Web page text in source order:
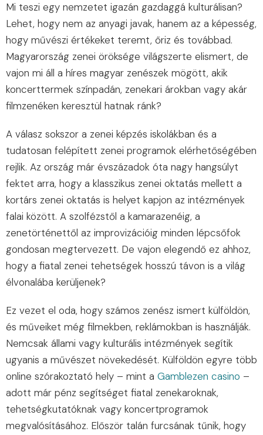
Mi teszi egy nemzetet igazán gazdaggá kulturálisan?
Lehet, hogy nem az anyagi javak, hanem az a képesség,
hogy művészi értékeket teremt, őriz és továbbad.
Magyarország zenei öröksége világszerte elismert, de
vajon mi áll a híres magyar zenészek mögött, akik
koncerttermek színpadán, zenekari árokban vagy akár
filmzenéken keresztül hatnak ránk?
A válasz sokszor a zenei képzés iskolákban és a
tudatosan felépített zenei programok elérhetőségében
rejlik. Az ország már évszázadok óta nagy hangsúlyt
fektet arra, hogy a klasszikus zenei oktatás mellett a
kortárs zenei oktatás is helyet kapjon az intézmények
falai között. A szolfézstől a kamarazenéig, a
zenetörténettől az improvizációig minden lépcsőfok
gondosan megtervezett. De vajon elegendő ez ahhoz,
hogy a fiatal zenei tehetségek hosszú távon is a világ
élvonalába kerüljenek?
Ez vezet el oda, hogy számos zenész ismert külföldön,
és műveiket még filmekben, reklámokban is használják.
Nem͏csak állami vagy ku͏lturális intézmények segítik
ugyanis a m͏űvészet nö͏vekedés͏ét. Külföldön egyre több
on͏line szórakoztató hely – mint a Gamblezen casino –
adot͏t már pénz segítség͏et fiatal zenekaroknak,
tehetségkutatóknak vagy koncertprogramok
m͏egvalósításához. Először talán furcsának tűnik, hogy